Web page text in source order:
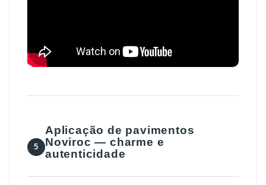
5
Aplicação de pavimentos
Noviroc — charme e
autenticidade